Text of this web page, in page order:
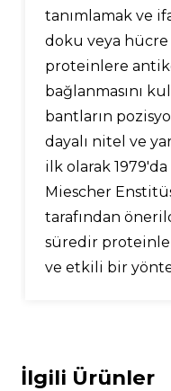
tanımlamak ve
doku veya
proteinlere
bağlanmasını
bantların
dayalı nitel ve
ilk olarak
Miescher
tarafından
süredir
ve etkili bir
İlgili Ürünler